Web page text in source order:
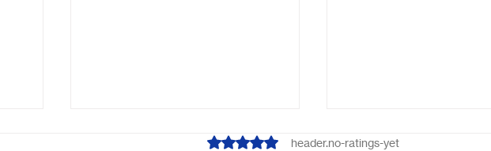
ratings-display.rating-aria-label
header.no-ratings-yet